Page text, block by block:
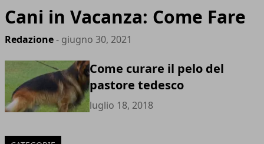
Cani in Vacanza: Come Fare
Redazione- giugno 30, 2021
Come curare il pelo del
pastore tedesco
luglio 18, 2018